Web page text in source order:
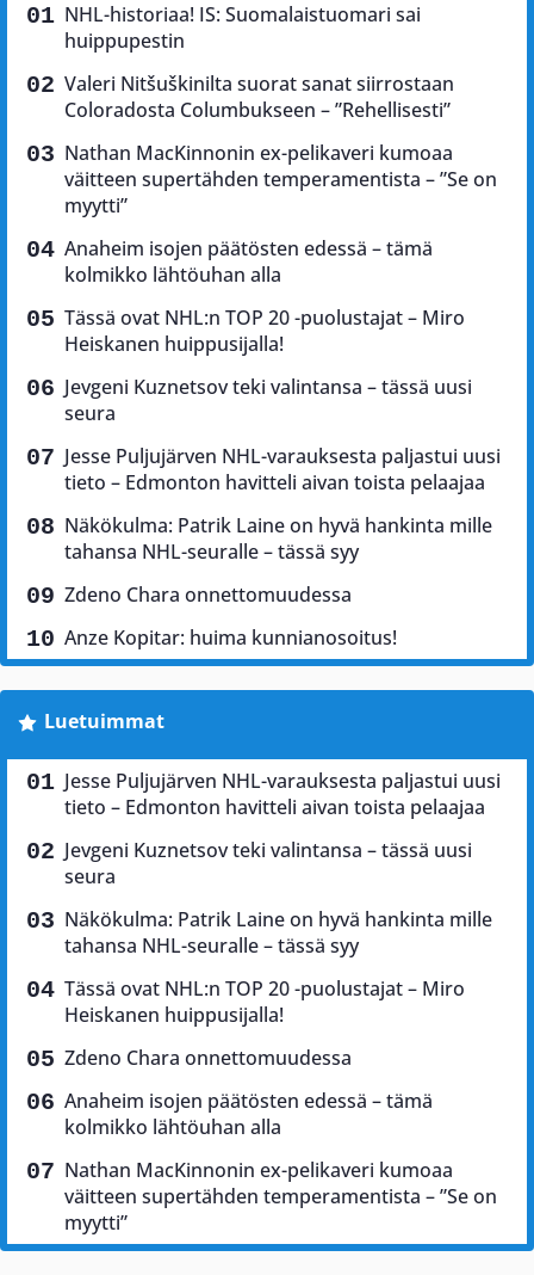
NHL-historiaa! IS: Suomalaistuomari sai
huippupestin
Valeri Nitšuškinilta suorat sanat siirrostaan
Coloradosta Columbukseen – ”Rehellisesti”
Nathan MacKinnonin ex-pelikaveri kumoaa
väitteen supertähden temperamentista – ”Se on
myytti”
Anaheim isojen päätösten edessä – tämä
kolmikko lähtöuhan alla
Tässä ovat NHL:n TOP 20 -puolustajat – Miro
Heiskanen huippusijalla!
Jevgeni Kuznetsov teki valintansa – tässä uusi
seura
Jesse Puljujärven NHL-varauksesta paljastui uusi
tieto – Edmonton havitteli aivan toista pelaajaa
Näkökulma: Patrik Laine on hyvä hankinta mille
tahansa NHL-seuralle – tässä syy
Zdeno Chara onnettomuudessa
Anze Kopitar: huima kunnianosoitus!
Luetuimmat
Jesse Puljujärven NHL-varauksesta paljastui uusi
tieto – Edmonton havitteli aivan toista pelaajaa
Jevgeni Kuznetsov teki valintansa – tässä uusi
seura
Näkökulma: Patrik Laine on hyvä hankinta mille
tahansa NHL-seuralle – tässä syy
Tässä ovat NHL:n TOP 20 -puolustajat – Miro
Heiskanen huippusijalla!
Zdeno Chara onnettomuudessa
Anaheim isojen päätösten edessä – tämä
kolmikko lähtöuhan alla
Nathan MacKinnonin ex-pelikaveri kumoaa
väitteen supertähden temperamentista – ”Se on
myytti”